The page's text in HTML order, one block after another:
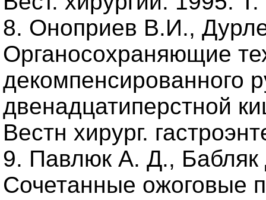
8. Оноприев В.И.,
Органосохраняющие
декомпенсированного
двенадцатиперстной
Вестн хирург.
9. Павлюк А. Д.,
Сочетанные ожоговые